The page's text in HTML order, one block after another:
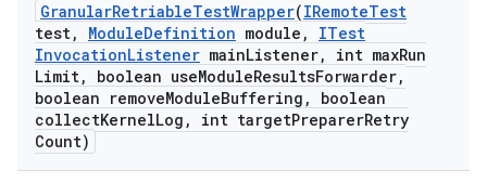
GranularRetriableTestWrapper(IRemoteTest
test, ModuleDefinition module ,
ITest
InvocationListener mainListener, int maxRun
Limit, boolean useModuleResultsForwarder,
boolean removeModuleBuffering ,
boolean
collectKernelLog , int targetPreparerRetry
Count)